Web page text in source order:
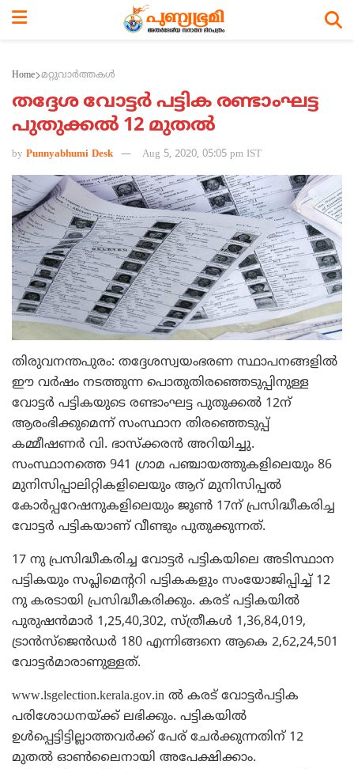
Home മറ്റുവാര്‍ത്തകള്‍
തദ്ദേശ വോട്ടര്‍ പട്ടിക രണ്ടാംഘട്ട
പുതുക്കല്‍ 12 മുതല്‍
by Punnyabhumi Desk Aug 5, 2020, 05:05 pm IST
തിരുവനന്തപുരം: തദ്ദേശസ്വയംഭരണ സ്ഥാപനങ്ങളില്‍
ഈ വര്‍ഷം നടത്തുന്ന പൊതുതിരഞ്ഞെടുപ്പിനുള്ള
വോട്ടര്‍ പട്ടികയുടെ രണ്ടാംഘട്ട പുതുക്കല്‍ 12ന്
ആരംഭിക്കുമെന്ന് സംസ്ഥാന തിരഞ്ഞെടുപ്പ്
കമ്മീഷണര്‍ വി. ഭാസ്‌ക്കരന്‍ അറിയിച്ചു.
സംസ്ഥാനത്തെ 941 ഗ്രാമ പഞ്ചായത്തുകളിലെയും 86
മുനിസിപ്പാലിറ്റികളിലെയും ആറ് മുനിസിപ്പല്‍
കോര്‍പ്പറേഷനുകളിലെയും ജൂണ്‍ 17ന് പ്രസിദ്ധീകരിച്ച
വോട്ടര്‍ പട്ടികയാണ് വീണ്ടും പുതുക്കുന്നത്.
17 നു പ്രസിദ്ധീകരിച്ച വോട്ടര്‍ പട്ടികയിലെ അടിസ്ഥാന
പട്ടികയും സപ്ലിമെന്ററി പട്ടികകളും സംയോജിപ്പിച്ച് 12
നു കരടായി പ്രസിദ്ധീകരിക്കും. കരട് പട്ടികയില്‍
പുരുഷന്‍മാര്‍ 1,25,40,302, സ്ത്രീകള്‍ 1,36,84,019,
ട്രാന്‍സ്ജെന്‍ഡര്‍ 180 എന്നിങ്ങനെ ആകെ 2,62,24,501
വോട്ടര്‍മാരാണുള്ളത്.
www.lsgelection.kerala.gov.in ല്‍ കരട് വോട്ടര്‍പട്ടിക
പരിശോധനയ്ക്ക് ലഭിക്കും. പട്ടികയില്‍
ഉള്‍പ്പെട്ടിട്ടില്ലാത്തവര്‍ക്ക് പേര് ചേര്‍ക്കുന്നതിന് 12
മുതല്‍ ഓണ്‍ലൈനായി അപേക്ഷിക്കാം.